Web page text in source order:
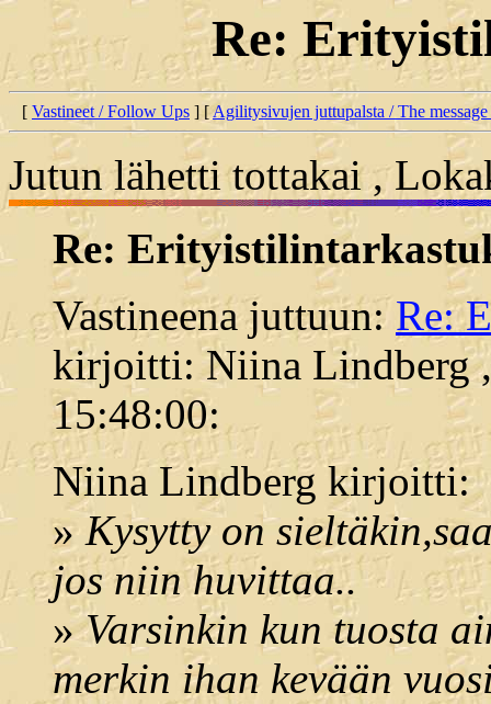
Re:
[ Vastineet / Follow Ups ] [Agilitysivujen juttupalsta / The
Jutun lähetti tottakai ,
Re:
Vastineena juttuun:Re:
kirjoitti: Niina Lindberg
15:48:00:
Niina Lindberg kirjoitti:
» Kysytty on
jos niin huvittaa..
»Varsinkin kun tuosta
merkin ihan kevään